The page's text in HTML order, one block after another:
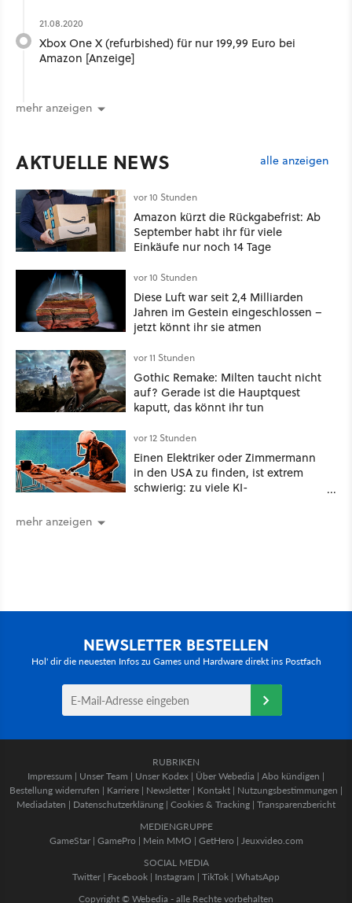
21.08.2020
Xbox One X (refurbished) für nur 199,99 Euro bei
Amazon [Anzeige]
mehr anzeigen
AKTUELLE NEWS alle anzeigen
vor 10 Stunden
Amazon kürzt die Rückgabefrist: Ab
September habt ihr für viele
Einkäufe nur noch 14 Tage
vor 10 Stunden
Diese Luft war seit 2,4 Milliarden
Jahren im Gestein eingeschlossen –
jetzt könnt ihr sie atmen
vor 11 Stunden
Gothic Remake: Milten taucht nicht
auf? Gerade ist die Hauptquest
kaputt, das könnt ihr tun
vor 12 Stunden
Einen Elektriker oder Zimmermann
in den USA zu finden, ist extrem
schwierig: zu viele KI-
mehr anzeigen
NEWSLETTER BESTELLEN
Hol' dir die neuesten Infos zu Games und Hardware direkt ins Postfach
RUBRIKEN
Impressum | Unser Team | Unser Kodex | Über Webedia | Abo kündigen |
Bestellung widerrufen | Karriere | Newsletter | Kontakt | Nutzungsbestimmungen |
Mediadaten | Datenschutzerklärung | Cookies & Tracking | Transparenzbericht
MEDIENGRUPPE
GameStar| GamePro | Mein MMO | GetHero | Jeuxvideo.com
SOCIAL MEDIA
Twitter | Facebook | Instagram | TikTok | WhatsApp
Copyright © Webedia - alle Rechte vorbehalten